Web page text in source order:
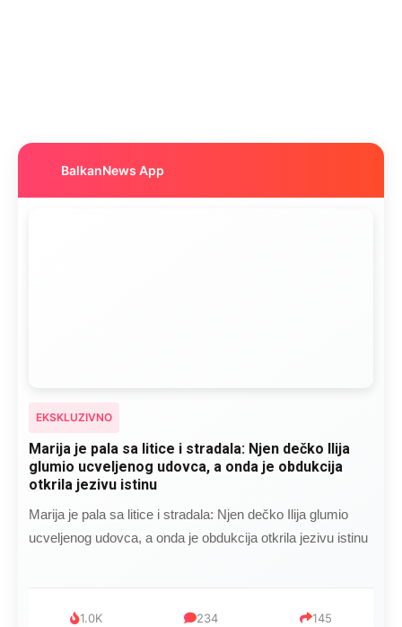
BalkanNews App
EKSKLUZIVNO
Marija je pala sa litice i stradala: Njen dečko Ilija
glumio ucveljenog udovca, a onda je obdukcija
otkrila jezivu istinu
Marija je pala sa litice i stradala: Njen dečko Ilija glumio
ucveljenog udovca, a onda je obdukcija otkrila jezivu istinu
1.0K 234 145